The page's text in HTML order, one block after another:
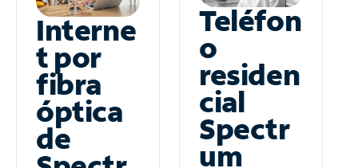
Interne
t por
fibra
óptica
de
Teléfon
o
residen
cial
Spectr
um